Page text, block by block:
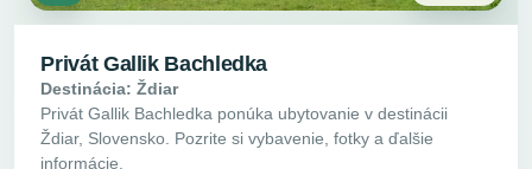
Privát Gallik Bachledka
Destinácia: Ždiar
Privát Gallik Bachledka ponúka ubytovanie v destinácii
Ždiar, Slovensko. Pozrite si vybavenie, fotky a ďalšie
informácie.